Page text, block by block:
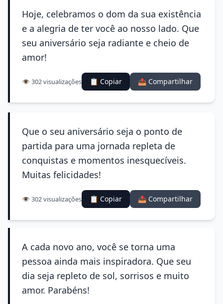
Hoje, celebramos o dom da sua existência
e a alegria de ter você ao nosso lado. Que
seu aniversário seja radiante e cheio de
amor!
👁️ 302 visualizações 📋 Copiar 📤 Compartilhar
Que o seu aniversário seja o ponto de
partida para uma jornada repleta de
conquistas e momentos inesquecíveis.
Muitas felicidades!
👁️ 302 visualizações 📋 Copiar 📤 Compartilhar
A cada novo ano, você se torna uma
pessoa ainda mais inspiradora. Que seu
dia seja repleto de sol, sorrisos e muito
amor. Parabéns!